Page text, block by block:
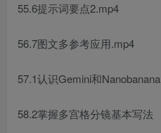
55.6提示词要点2.mp4
56.7图文多参考应用.mp4
57.1认识Gemini和Nanobanana
58.2掌握多宫格分镜基本写法